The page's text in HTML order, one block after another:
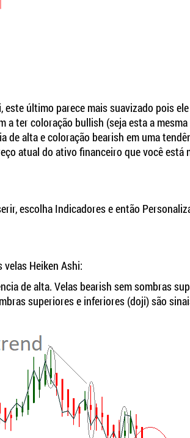
último parece mais suavizado pois
ter coloração bullish (seja esta a
alta e coloração bearish em uma
atual do ativo financeiro que você está
escolha Indicadores e então
Heiken Ashi:
de alta. Velas bearish sem sombras
superiores e inferiores (doji) são